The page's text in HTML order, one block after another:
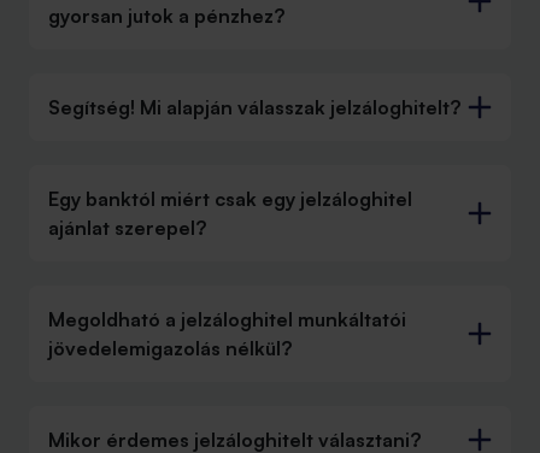
gyorsan jutok a pénzhez?
Segítség! Mi alapján válasszak jelzáloghitelt?
Egy banktól miért csak egy jelzáloghitel
ajánlat szerepel?
Megoldható a jelzáloghitel munkáltatói
jövedelemigazolás nélkül?
Mikor érdemes jelzáloghitelt választani?